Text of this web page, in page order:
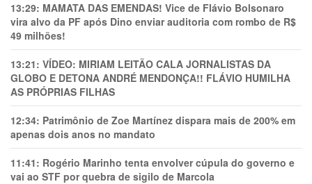
13:29: MAMATA DAS EMENDAS! Vice de Flávio Bolsonaro
vira alvo da PF após Dino enviar auditoria com rombo de R$
49 milhões!
13:21: VÍDEO: MIRIAM LEITÃO CALA JORNALISTAS DA
GLOBO E DETONA ANDRÉ MENDONÇA!! FLÁVIO HUMILHA
AS PRÓPRIAS FILHAS
12:34: Patrimônio de Zoe Martínez dispara mais de 200% em
apenas dois anos no mandato
11:41: Rogério Marinho tenta envolver cúpula do governo e
vai ao STF por quebra de sigilo de Marcola